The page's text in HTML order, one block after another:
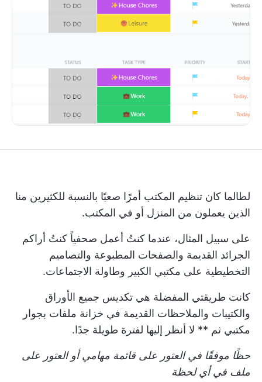
لطالما كان تنظيم المكتب أمرًا صعبًا بالنسبة للكثيرين منا
الذين يعملون من المنزل أو في المكتب.
على سبيل المثال، عندما كنتُ أعمل صحفياً كنتُ أراكم
الجرائد القديمة والصفحات المطبوعة والتصاميم
التخطيطية على مكتبي الكبير وطاولة الاجتماعات.
كانت طريقتي المفضلة هي تكديس جميع الأوراق
والكتيبات والملاحظات القديمة في خزانة ملفات بجوار
مكتبي ثم ** لا أنظر إليها لفترة طويلة جدًا.
حظًا موفقًا في العثور على قائمة مهامي أو العثور على
ملف في أي لحظة